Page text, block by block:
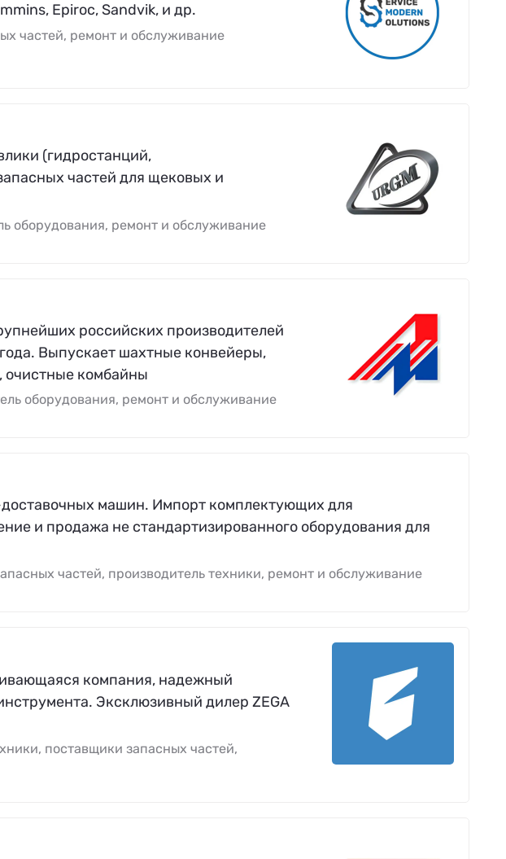
Epiroc, Sandvik, и др.
частей, ремонт и обслуживание
(гидростанций,
частей для щековых и
оборудования, ремонт и обслуживание
российских производителей
Выпускает шахтные конвейеры,
очистные комбайны
оборудования, ремонт и обслуживание
машин. Импорт комплектующих для
и продажа не стандартизированного оборудования для
частей, производитель техники, ремонт и обслуживание
компания, надежный
Эксклюзивный дилер ZEGA
поставщики запасных частей,